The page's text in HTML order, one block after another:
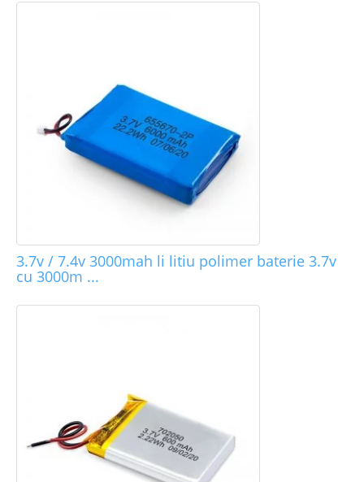
3.7v / 7.4v 3000mah li litiu polimer baterie 3.7v
cu 3000m ...